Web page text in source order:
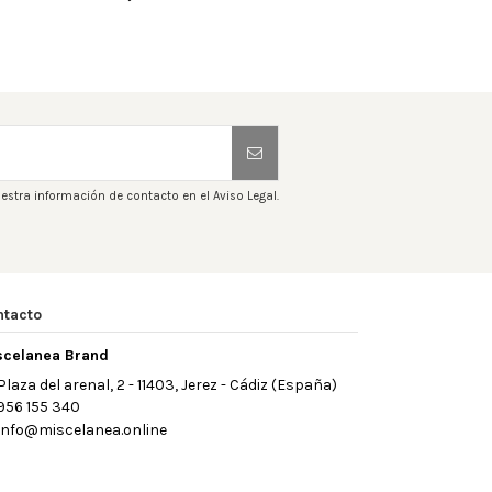
información de contacto en el Aviso Legal.
Brand
del arenal, 2 - 11403, Jerez - Cádiz (España)
155 340